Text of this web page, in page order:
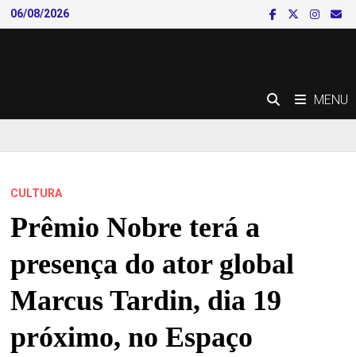
Skip
to
06/08/2026
MENU
CULTURA
Prêmio Nobre terá a
presença do ator global
Marcus Tardin, dia 19
próximo, no Espaço